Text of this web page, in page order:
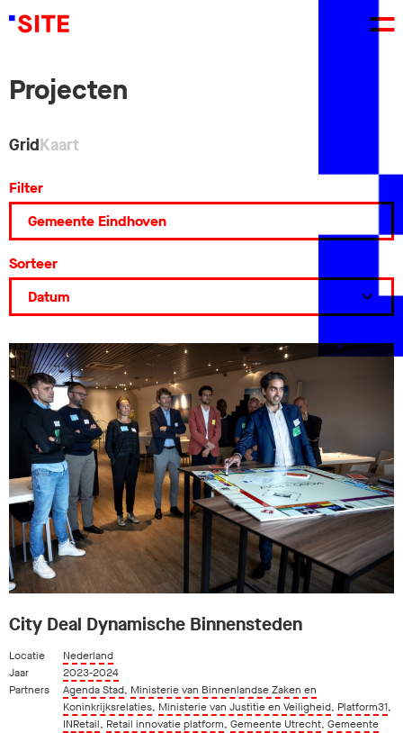
Projecten
GridKaart
Filter
Sorteer
City Deal Dynamische Binnensteden
Locatie
Nederland
Jaar
2023-2024
Partners
Agenda Stad, Ministerie van Binnenlandse Zaken en
Koninkrijksrelaties, Ministerie van Justitie en Veiligheid, Platform31,
INRetail, Retail innovatie platform, Gemeente Utrecht, Gemeente